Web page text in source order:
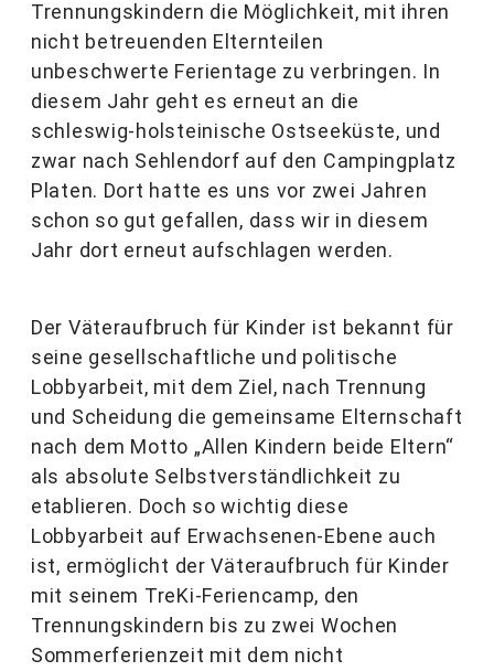
Trennungskindern die Möglichkeit, mit ihren
nicht betreuenden Elternteilen
unbeschwerte Ferientage zu verbringen. In
diesem Jahr geht es erneut an die
schleswig-holsteinische Ostseeküste, und
zwar nach Sehlendorf auf den Campingplatz
Platen. Dort hatte es uns vor zwei Jahren
schon so gut gefallen, dass wir in diesem
Jahr dort erneut aufschlagen werden.
Der Väteraufbruch für Kinder ist bekannt für
seine gesellschaftliche und politische
Lobbyarbeit, mit dem Ziel, nach Trennung
und Scheidung die gemeinsame Elternschaft
nach dem Motto „Allen Kindern beide Eltern“
als absolute Selbstverständlichkeit zu
etablieren. Doch so wichtig diese
Lobbyarbeit auf Erwachsenen-Ebene auch
ist, ermöglicht der Väteraufbruch für Kinder
mit seinem TreKi-Feriencamp, den
Trennungskindern bis zu zwei Wochen
Sommerferienzeit mit dem nicht